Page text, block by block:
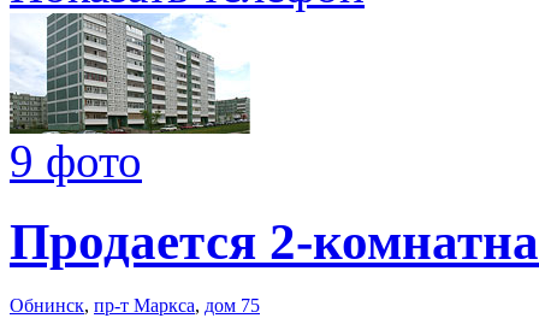
9 фото
Продается 2-
Обнинск, пр-т Маркса, дом 75